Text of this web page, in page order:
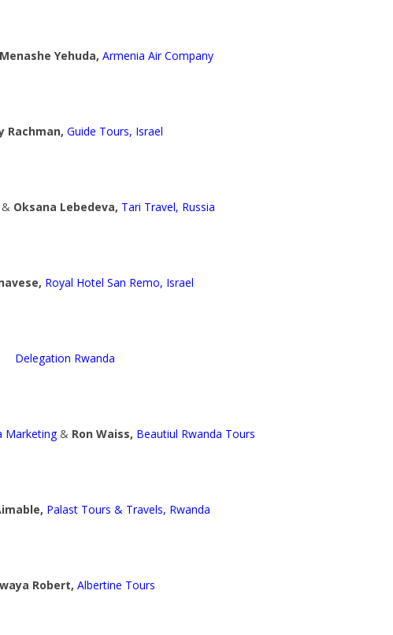
Menashe Yehuda, Armenia Air Company
Rachman, Guide Tours, Israel
& Oksana Lebedeva, Tari Travel, Russia
Royal Hotel San Remo, Israel
Delegation Rwanda
Marketing& Ron Waiss, Beautiul Rwanda Tours
Palast Tours & Travels, Rwanda
Robert, Albertine Tours